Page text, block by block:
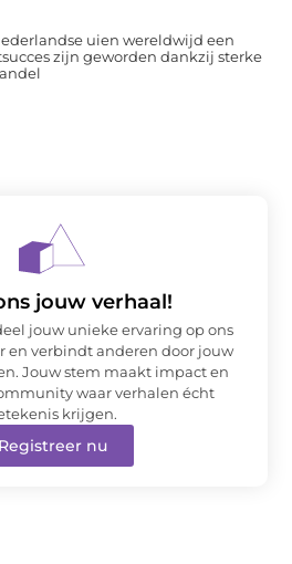
uien wereldwijd een
zijn geworden dankzij sterke
jouw verhaal!
jouw unieke ervaring op ons
en verbindt anderen door jouw
Jouw stem maakt impact en
waar verhalen écht
krijgen.
Registreer nu